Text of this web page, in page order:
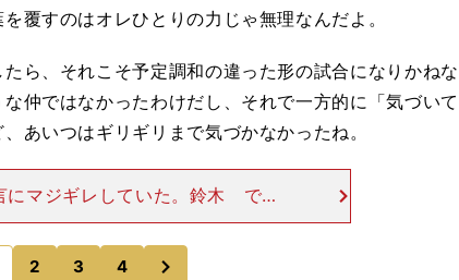
覆すのはオレひとりの力じゃ無理なんだよ。
ら、それこそ予定調和の違った形の試合になりかねな
仲ではなかったわけだし、それで一方的に「気づいて
あいつはギリギリまで気づかなかったね。
マジギレしていた。鈴木 でも
れ違った時に「僕、気づきまし
も「うん。オッケー」と、ひと
た。──
2 3 4
のページへ